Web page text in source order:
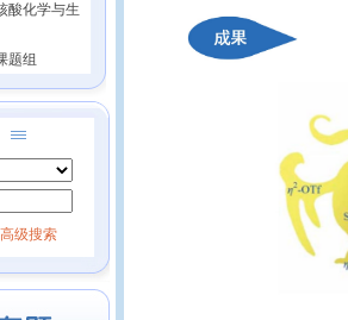
酸化学与生
题组
高级搜索